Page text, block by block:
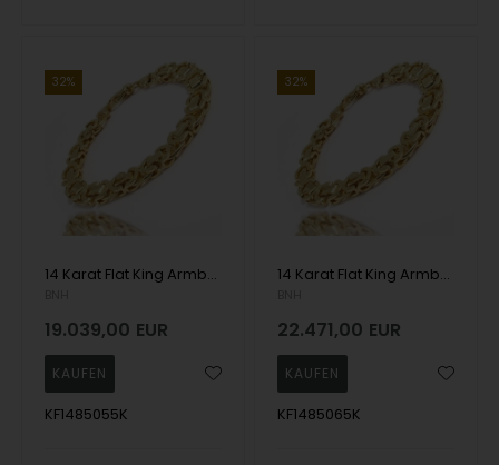
32%
14 Karat Flat King Armbänder und Halsketten
19.039,00 EUR
KF1485055K
32%
14 Karat Flat King Armbänder und Halsketten
22.471,00 EUR
KF1485065K